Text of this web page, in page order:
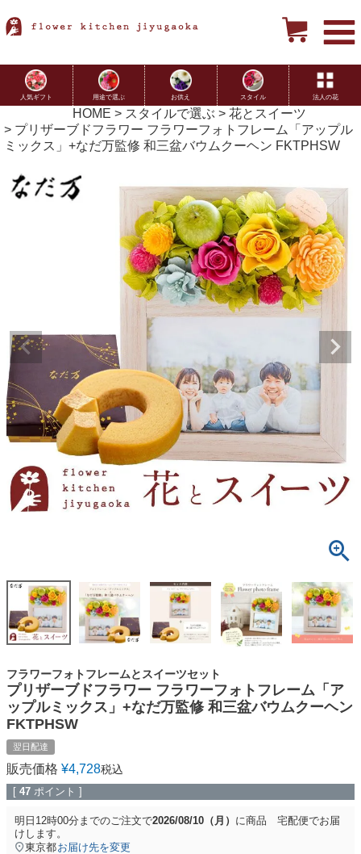
人気ギフト 用途で選ぶ お供え スタイル 法人の花
HOME スタイルで選ぶ
花とスイーツ
プリザーブドフラワー フラワーフォトフレーム「アップル
ミックス」+なだ万監修 和三盆バウムクーヘン FKTPHSW
フラワーフォトフレームとスイーツセット
プリザーブドフラワー フラワーフォトフレーム「ア
ップルミックス」+なだ万監修 和三盆バウムクーヘン
FKTPHSW
翌日配達
販売価格 ¥4,728税込
[ 47 ポイント ]
明日 12時00分 までのご注文で2026/08/10（月） に商品 宅配便でお届
けします。
東京都お届け先を変更